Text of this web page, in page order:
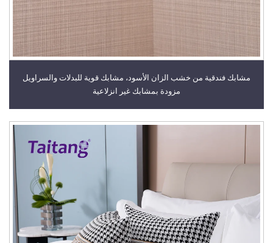
مشابك فندقية من خشب الزان الأسود، مشابك قوية للبدلات والسراويل
مزودة بمشابك غير انزلاعية